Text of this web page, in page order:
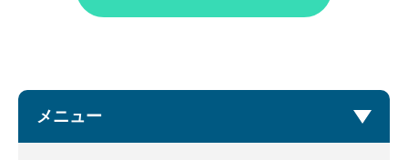
メニュー